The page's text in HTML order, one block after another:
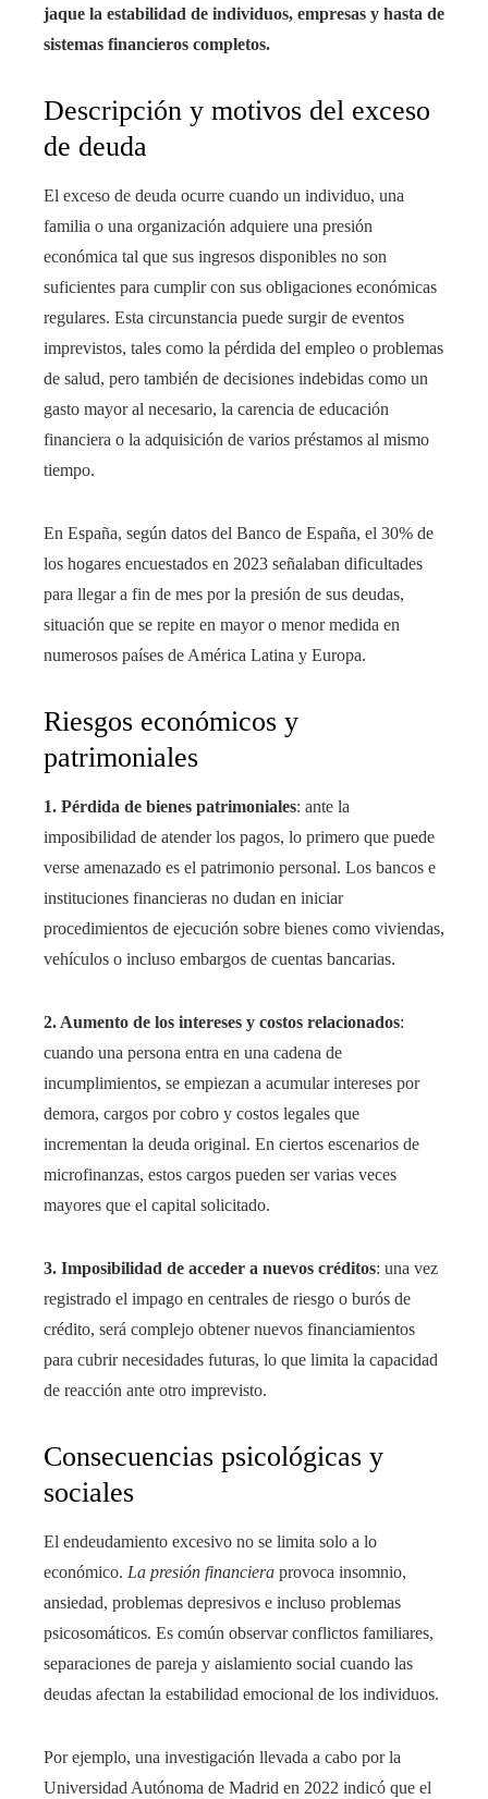
jaque la estabilidad de individuos, empresas y hasta de
sistemas financieros completos.
Descripción y motivos del exceso
de deuda
El exceso de deuda ocurre cuando un individuo, una
familia o una organización adquiere una presión
económica tal que sus ingresos disponibles no son
suficientes para cumplir con sus obligaciones económicas
regulares. Esta circunstancia puede surgir de eventos
imprevistos, tales como la pérdida del empleo o problemas
de salud, pero también de decisiones indebidas como un
gasto mayor al necesario, la carencia de educación
financiera o la adquisición de varios préstamos al mismo
tiempo.
En España, según datos del Banco de España, el 30% de
los hogares encuestados en 2023 señalaban dificultades
para llegar a fin de mes por la presión de sus deudas,
situación que se repite en mayor o menor medida en
numerosos países de América Latina y Europa.
Riesgos económicos y
patrimoniales
1. Pérdida de bienes patrimoniales: ante la
imposibilidad de atender los pagos, lo primero que puede
verse amenazado es el patrimonio personal. Los bancos e
instituciones financieras no dudan en iniciar
procedimientos de ejecución sobre bienes como viviendas,
vehículos o incluso embargos de cuentas bancarias.
2. Aumento de los intereses y costos relacionados:
cuando una persona entra en una cadena de
incumplimientos, se empiezan a acumular intereses por
demora, cargos por cobro y costos legales que
incrementan la deuda original. En ciertos escenarios de
microfinanzas, estos cargos pueden ser varias veces
mayores que el capital solicitado.
3. Imposibilidad de acceder a nuevos créditos: una vez
registrado el impago en centrales de riesgo o burós de
crédito, será complejo obtener nuevos financiamientos
para cubrir necesidades futuras, lo que limita la capacidad
de reacción ante otro imprevisto.
Consecuencias psicológicas y
sociales
El endeudamiento excesivo no se limita solo a lo
económico. La presión financiera provoca insomnio,
ansiedad, problemas depresivos e incluso problemas
psicosomáticos. Es común observar conflictos familiares,
separaciones de pareja y aislamiento social cuando las
deudas afectan la estabilidad emocional de los individuos.
Por ejemplo, una investigación llevada a cabo por la
Universidad Autónoma de Madrid en 2022 indicó que el